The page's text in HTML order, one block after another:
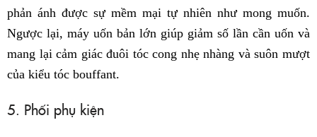
phản ánh được sự mềm mại tự nhiên như mong muốn.
Ngược lại, máy uốn bản lớn giúp giảm số lần cần uốn và
mang lại cảm giác đuôi tóc cong nhẹ nhàng và suôn mượt
của kiểu tóc bouffant.
5. Phối phụ kiện